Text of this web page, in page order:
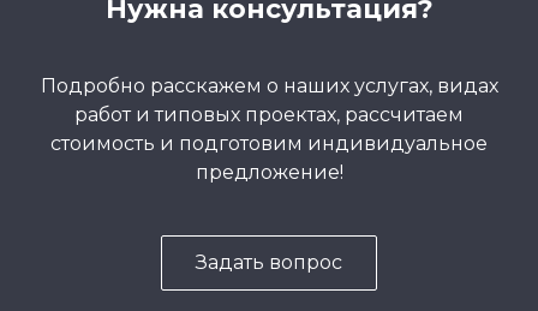
Нужна консультация?
Подробно расскажем о наших услугах, видах
работ и типовых проектах, рассчитаем
стоимость и подготовим индивидуальное
предложение!
Задать вопрос